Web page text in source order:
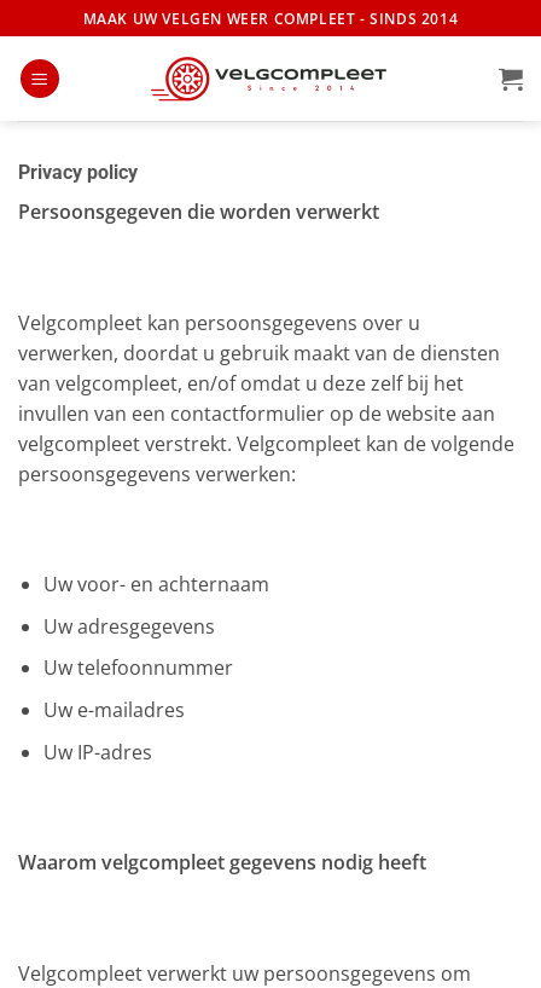
naar
inhoud
MAAK UW VELGEN WEER COMPLEET - SINDS 2014
Privacy policy
Persoonsgegeven die worden verwerkt
Velgcompleet kan persoonsgegevens over u
verwerken, doordat u gebruik maakt van de diensten
van velgcompleet, en/of omdat u deze zelf bij het
invullen van een contactformulier op de website aan
velgcompleet verstrekt. Velgcompleet kan de volgende
persoonsgegevens verwerken:
Uw voor- en achternaam
Uw adresgegevens
Uw telefoonnummer
Uw e-mailadres
Uw IP-adres
Waarom velgcompleet gegevens nodig heeft
Velgcompleet verwerkt uw persoonsgegevens om